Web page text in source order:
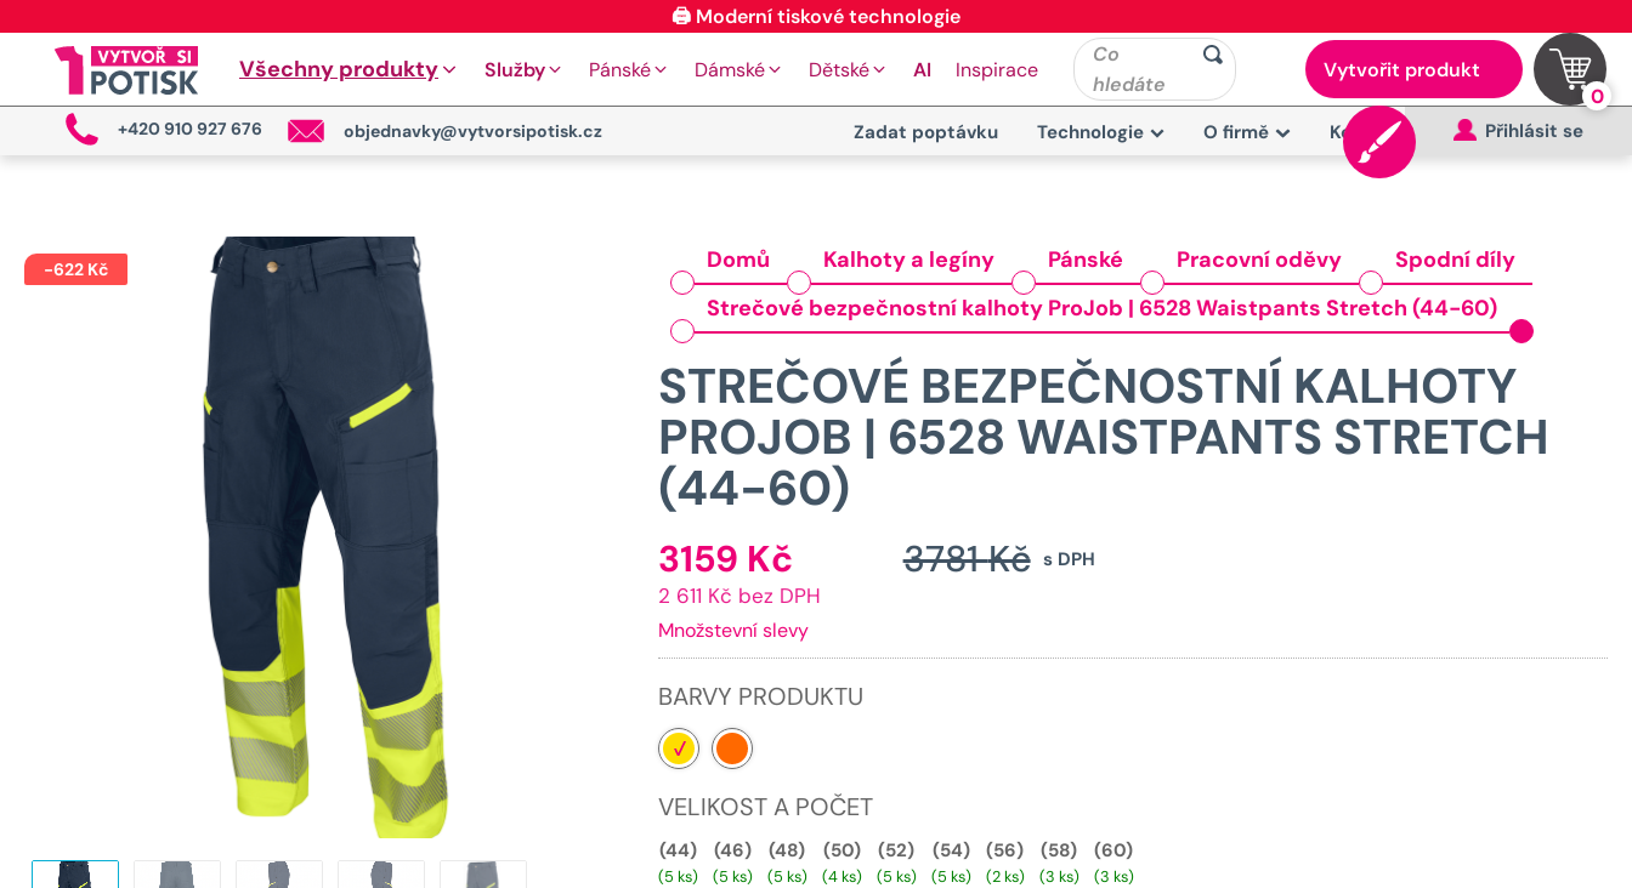
🖨️ Moderní tiskové technologie
Všechny produkty Služby Pánské Dámské Dětské AI Inspirace
Co
hledáte
Vytvořit produkt
0
+420 910 927 676 objednavky@vytvorsipotisk.cz Zadat poptávku Technologie O firmě Kontakt Přihlásit se
-622Kč Domů Kalhoty a legíny Pánské Pracovní oděvy
Spodní díly
Strečové bezpečnostní kalhoty ProJob | 6528 Waistpants Stretch (44-60)
STREČOVÉ BEZPEČNOSTNÍ KALHOTY
PROJOB | 6528 WAISTPANTS STRETCH
(44-60)
s DPH
3781Kč
Původní
3781 Kč.
3159 KčAktuální
cena
je:
2 611 Kč bez DPH
Množstevní slevy
BARVY PRODUKTU
VELIKOST A POČET
(44)
(5 ks)
(46)
(5 ks)
(48)
(5 ks)
(50)
(4 ks)
(52)
(5 ks)
(54)
(5 ks)
(56)
(2 ks)
(58)
(3 ks)
(60)
(3 ks)